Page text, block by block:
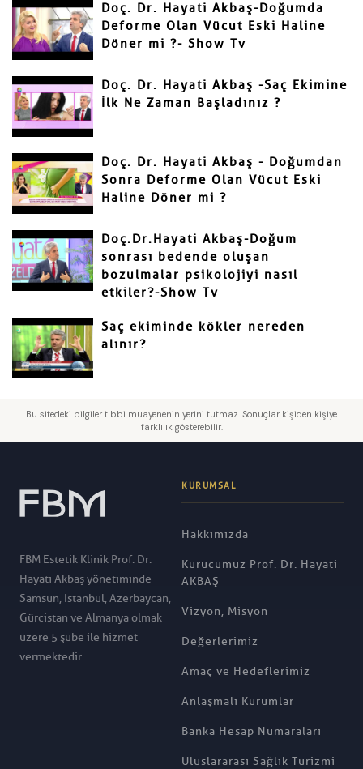
Doç. Dr. Hayati Akbaş-Doğumda
Deforme Olan Vücut Eski Haline
Döner mi ?- Show Tv
Doç. Dr. Hayati Akbaş -Saç Ekimine
İlk Ne Zaman Başladınız ?
Doç. Dr. Hayati Akbaş - Doğumdan
Sonra Deforme Olan Vücut Eski
Haline Döner mi ?
Doç.Dr.Hayati Akbaş-Doğum
sonrası bedende oluşan
bozulmalar psikolojiyi nasıl
etkiler?-Show Tv
Saç ekiminde kökler nereden
alınır?
Bu sitedeki bilgiler tıbbi muayenenin yerini tutmaz. Sonuçlar kişiden kişiye
farklılık gösterebilir.
FBM Estetik Klinik Prof. Dr.
Hayati Akbaş yönetiminde
Samsun, Istanbul, Azerbaycan,
Gürcistan ve Almanya olmak
üzere 5 şube ile hizmet
vermektedir.
KURUMSAL
Hakkımızda
Kurucumuz Prof. Dr. Hayati
AKBAŞ
Vizyon, Misyon
Değerlerimiz
Amaç ve Hedeflerimiz
Anlaşmalı Kurumlar
Banka Hesap Numaraları
Uluslararası Sağlık Turizmi